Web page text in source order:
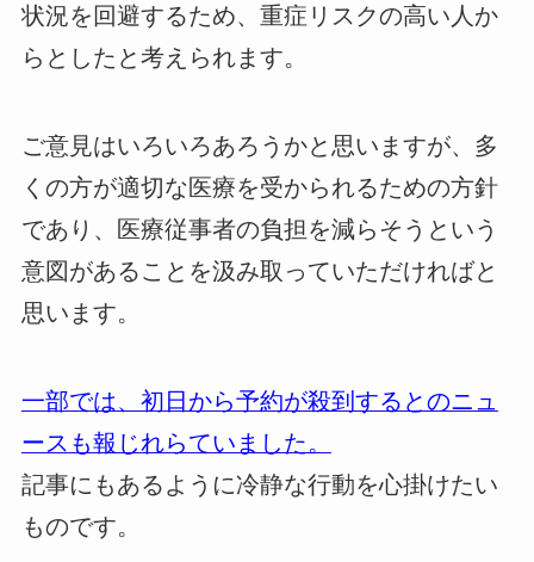
状況を回避するため、重症リスクの高い人か
らとしたと考えられます。
ご意見はいろいろあろうかと思いますが、多
くの方が適切な医療を受かられるための方針
であり、医療従事者の負担を減らそうという
意図があることを汲み取っていただければと
思います。
一部では、初日から予約が殺到するとのニュ
ースも報じれらていました。
記事にもあるように冷静な行動を心掛けたい
ものです。